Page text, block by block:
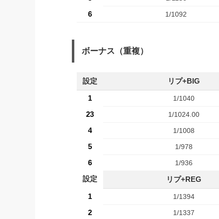
6 1/1092
ボーナス（重複）
設定 リプ+BIG
1 1/1040
23 1/1024.00
4 1/1008
5 1/978
6 1/936
設定 リプ+REG
1 1/1394
2 1/1337